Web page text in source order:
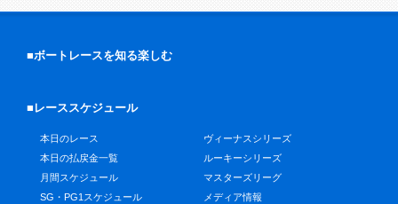
■ボートレースを知る楽しむ
■レーススケジュール
本日のレース
本日の払戻金一覧
月間スケジュール
SG・PG1スケジュール
ヴィーナスシリーズ
ルーキーシリーズ
マスターズリーグ
メディア情報